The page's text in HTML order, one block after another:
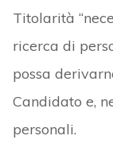
Titolarità
ricerca di
possa
Candidato e,
personali.